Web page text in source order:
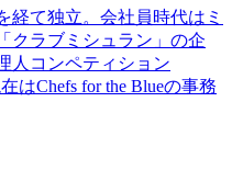
経て独立。会社員時代はミ
クラブミシュラン」の企
人コンペティション
はChefs for the Blueの事務